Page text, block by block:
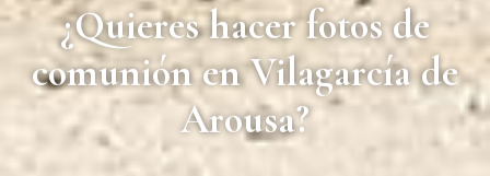
¿Quieres hacer fotos de
comunión en Vilagarcía de
Arousa?